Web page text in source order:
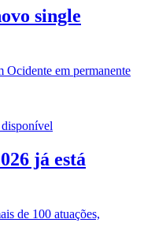
single
Ocidente em permanente
já está
de 100 atuações,